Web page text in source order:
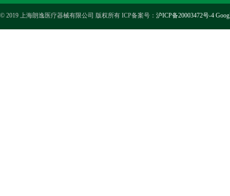
© 2019 上海朗逸医疗器械有限公司 版权所有 ICP备案号： 沪ICP备20003472号-4